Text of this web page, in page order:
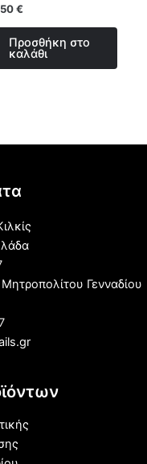
€
Προσθήκη στο
καλάθι
Γενναδίου